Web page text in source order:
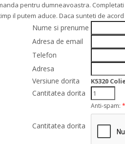
pentru dumneavoastra.
il putem aduce. Daca sunteti de
Nume si prenume
Adresa de email
Telefon
Adresa
Versiune dorita
K5320
Cantitatea dorita
Cantitatea dorita
Anti-spam: *